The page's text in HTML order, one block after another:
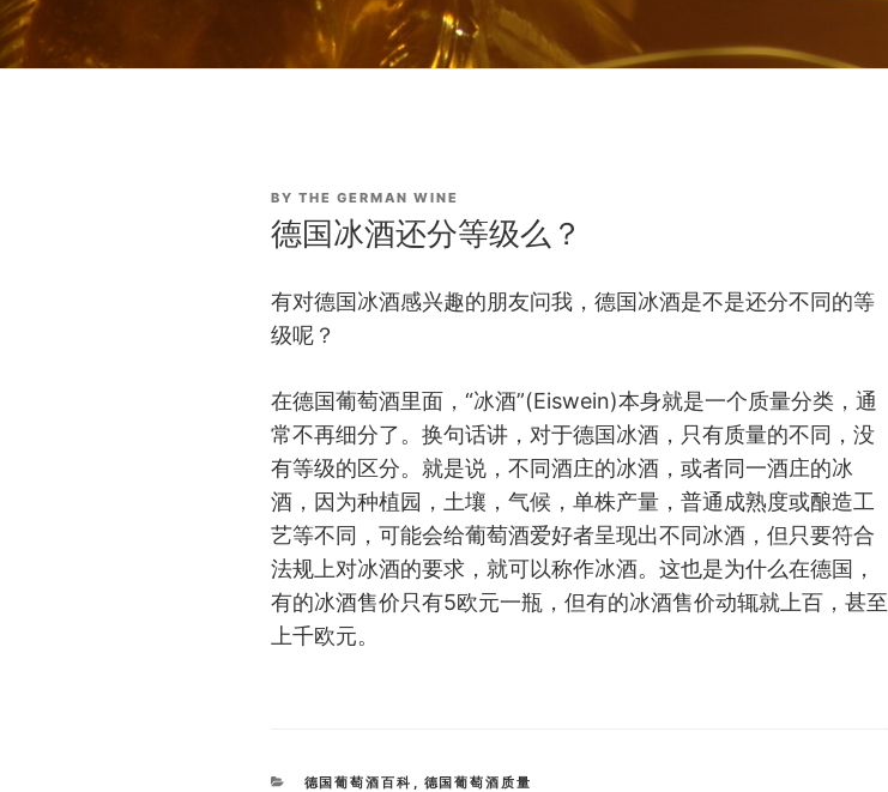
POSTED
ON
BY THE GERMAN WINE
德国冰酒还分等级么？
有对德国冰酒感兴趣的朋友问我，德国冰酒是不是还分不同的等
级呢？
在德国葡萄酒里面，“冰酒”(Eiswein)本身就是一个质量分类，通
常不再细分了。换句话讲，对于德国冰酒，只有质量的不同，没
有等级的区分。就是说，不同酒庄的冰酒，或者同一酒庄的冰
酒，因为种植园，土壤，气候，单株产量，普通成熟度或酿造工
艺等不同，可能会给葡萄酒爱好者呈现出不同冰酒，但只要符合
法规上对冰酒的要求，就可以称作冰酒。这也是为什么在德国，
有的冰酒售价只有5欧元一瓶，但有的冰酒售价动辄就上百，甚至
上千欧元。
CATEGORIES
德国葡萄酒百科
德国葡萄酒质量